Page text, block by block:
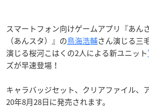
スマートフォン向けゲームアプリ『あん
（あんスタ）』の鳥海浩輔さん演じる三
演じる桜河こはくの2人による新ユニット
ズが早速登場！
キャラバッジセット、クリアファイル、
20年8月28日に発売されます。